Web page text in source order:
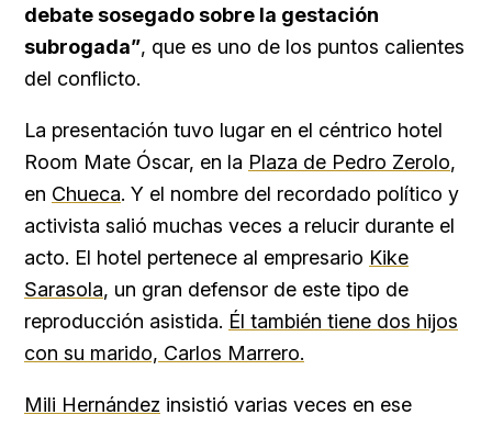
debate sosegado sobre la gestación
subrogada”, que es uno de los puntos calientes
del conflicto.
La presentación tuvo lugar en el céntrico hotel
Room Mate Óscar, en la Plaza de Pedro Zerolo,
en Chueca. Y el nombre del recordado político y
activista salió muchas veces a relucir durante el
acto. El hotel pertenece al empresario Kike
Sarasola, un gran defensor de este tipo de
reproducción asistida. Él también tiene dos hijos
con su marido, Carlos Marrero.
Mili Hernández insistió varias veces en ese